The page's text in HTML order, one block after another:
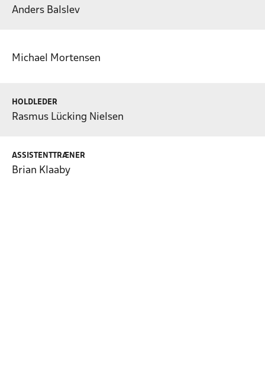
Anders Balslev
Michael Mortensen
HOLDLEDER
Rasmus Lücking Nielsen
ASSISTENTTRÆNER
Brian Klaaby